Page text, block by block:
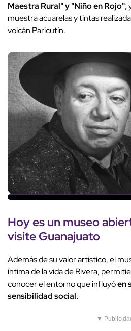
Maestra Rural" y "Niño en Rojo";
muestra acuarelas y tintas
volcán Paricutín.
Hoy es un museo
visite Guanajuato
Además de su valor artístico, el
íntima de la vida de Rivera,
conocer el entorno que influyóen
sensibilidad social.
▼